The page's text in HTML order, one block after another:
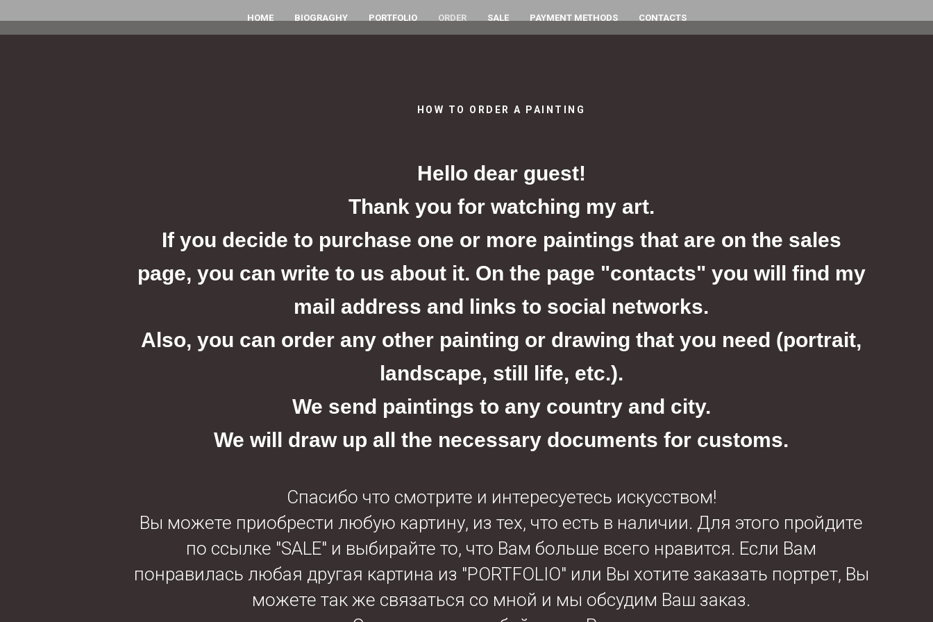
HOME BIOGRAGHY PORTFOLIO ORDER SALE PAYMENT METHODS CONTACTS
HOW TO ORDER A PAINTING
Hello dear guest!
Thank you for watching my art.
If you decide to purchase one or more paintings that are on the sales
page, you can write to us about it. On the page "contacts" you will find my
mail address and links to social networks.
Also, you can order any other painting or drawing that you need (portrait,
landscape, still life, etc.).
We send paintings to any country and city.
We will draw up all the necessary documents for customs.
Спасибо что смотрите и интересуетесь искусством!
Вы можете приобрести любую картину, из тех, что есть в наличии. Для этого пройдите
по ссылке "SALE" и выбирайте то, что Вам больше всего нравится. Если Вам
понравилась любая другая картина из "PORTFOLIO" или Вы хотите заказать портрет, Вы
можете так же связаться со мной и мы обсудим Ваш заказ.